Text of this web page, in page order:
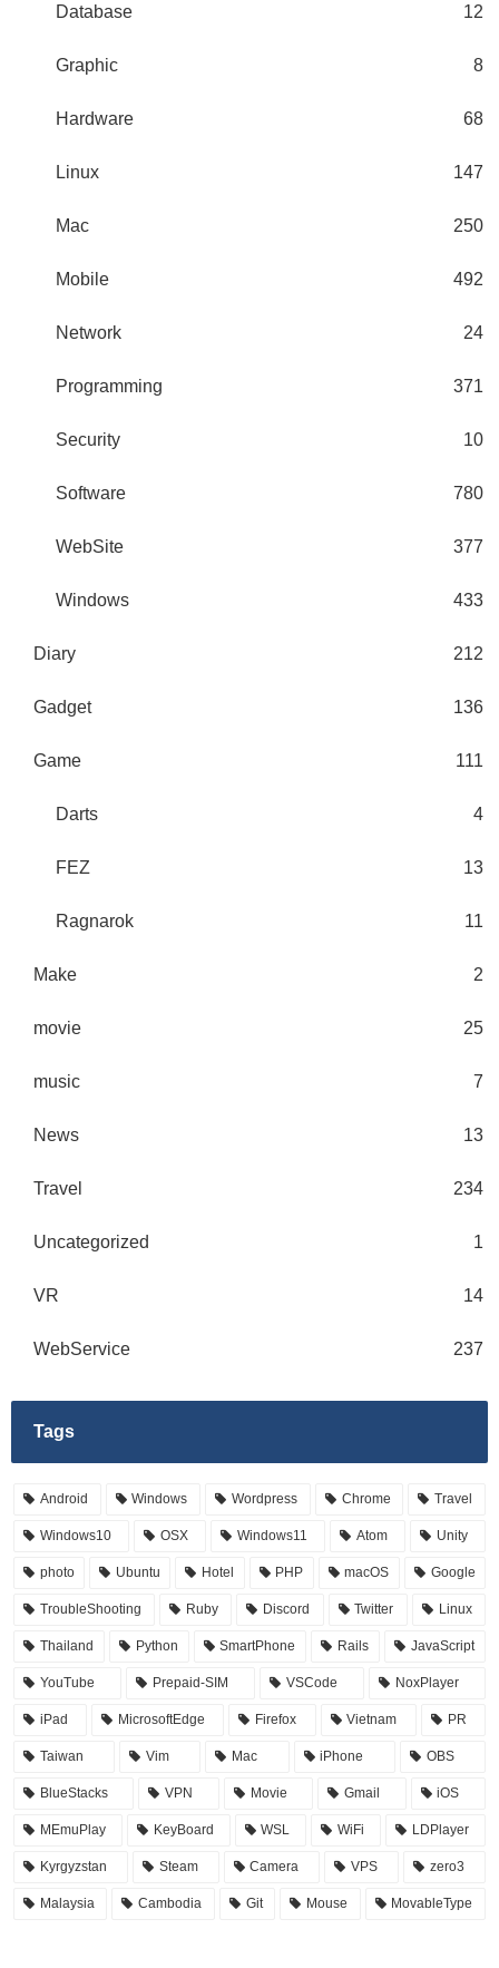
Database 12
Graphic 8
Hardware 68
Linux 147
Mac 250
Mobile 492
Network 24
Programming 371
Security 10
Software 780
WebSite 377
Windows 433
Diary 212
Gadget 136
Game 111
Darts 4
FEZ 13
Ragnarok 11
Make 2
movie 25
music 7
News 13
Travel 234
Uncategorized 1
VR 14
WebService 237
Tags
Android Windows Wordpress Chrome Travel
Windows10 OSX Windows11 Atom Unity
photo Ubuntu Hotel PHP macOS Google
TroubleShooting Ruby Discord Twitter Linux
Thailand Python SmartPhone Rails JavaScript
YouTube Prepaid-SIM VSCode NoxPlayer
iPad MicrosoftEdge Firefox Vietnam PR
Taiwan Vim Mac iPhone OBS
BlueStacks VPN Movie Gmail iOS
MEmuPlay KeyBoard WSL WiFi LDPlayer
Kyrgyzstan Steam Camera VPS zero3
Malaysia Cambodia Git Mouse MovableType